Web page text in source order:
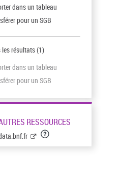
dans un tableau
pour un SGB
les résultats(1)
dans un tableau
pour un SGB
RESSOURCES